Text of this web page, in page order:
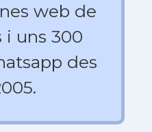
web de
i uns 300
des